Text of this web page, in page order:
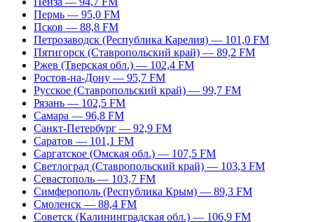
Пермь — 95,0 FM
Псков — 88,8 FM
Петрозаводск (Республика Карелия) — 101,0 FM
Пятигорск (Ставропольский край) — 89,2 FM
Ржев (Тверская обл.) — 102,4 FM
Ростов-на-Дону — 95,7 FM
Русское (Ставропольский край) — 99,7 FM
Рязань — 102,5 FM
Самара — 96,8 FM
Санкт-Петербург — 92,9 FM
Саратов — 101,1 FM
Саргатское (Омская обл.) — 107,5 FM
Светлоград (Ставропольский край) — 103,3 FM
Севастополь — 103,7 FM
Симферополь (Республика Крым) — 89,3 FM
Смоленск — 88,4 FM
Советск (Калининградская обл.) — 106,9 FM